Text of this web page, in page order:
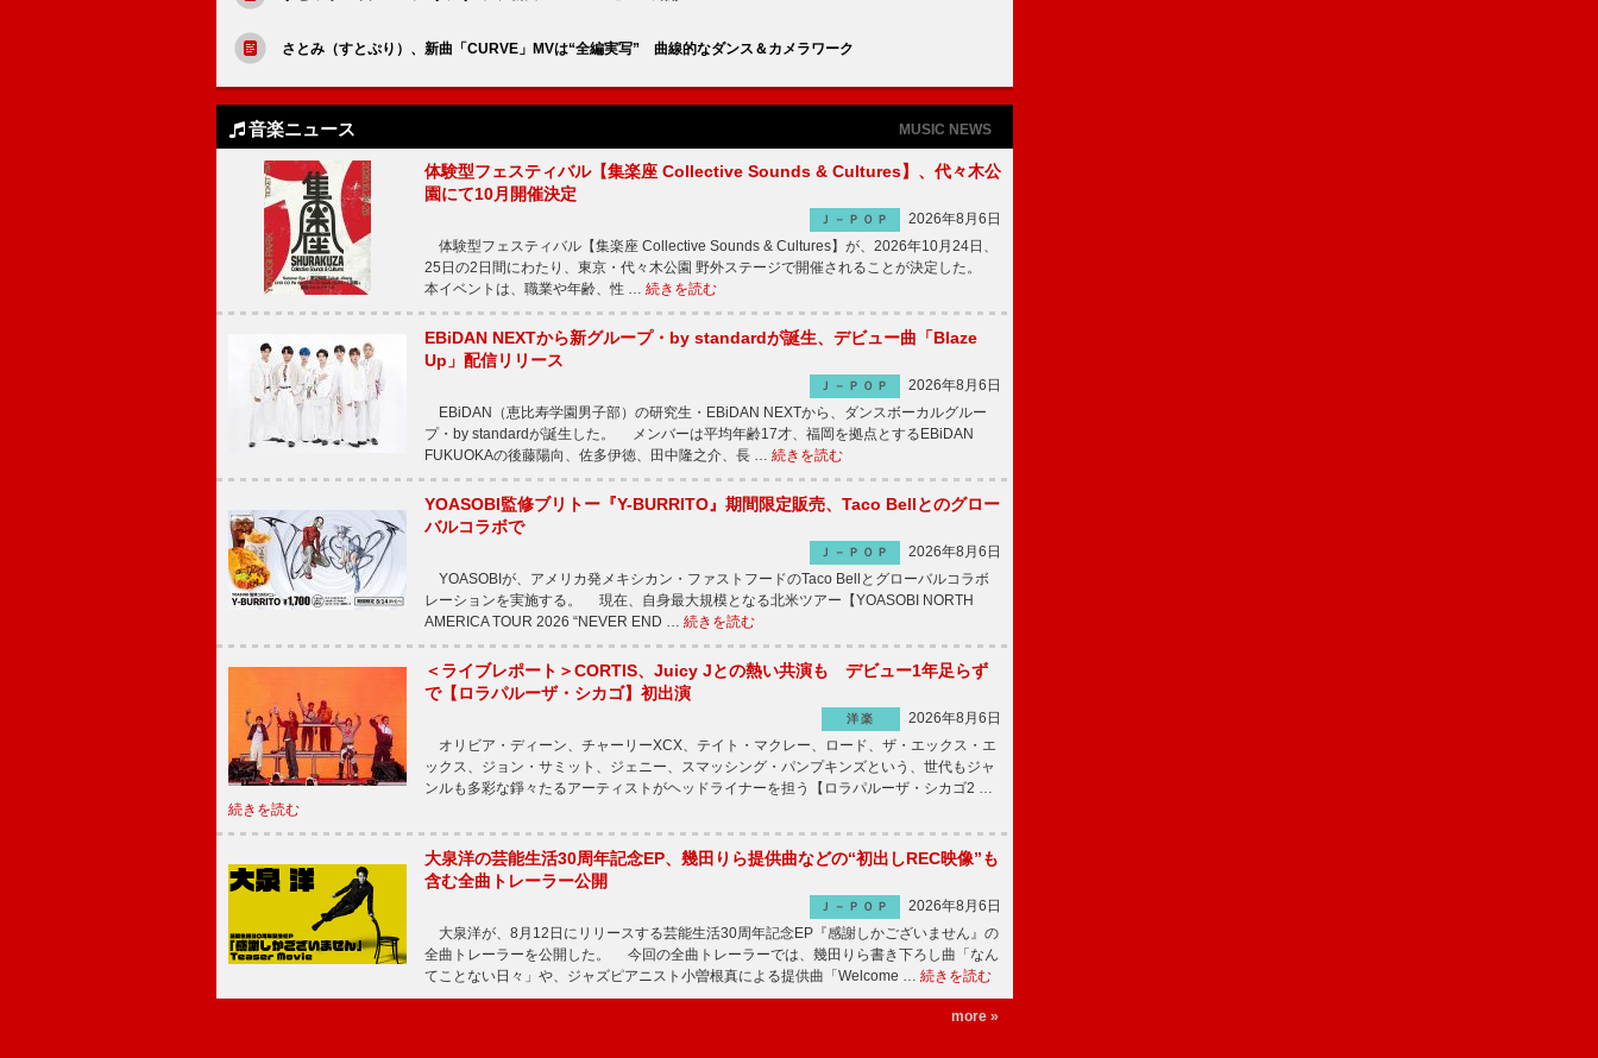
さとみ（すとぷり）、新曲「CURVE」MVは“全編実写” 曲線的なダンス＆カメラワーク
音楽ニュース MUSIC NEWS
体験型フェスティバル【集楽座 Collective Sounds & Cultures】、代々木公
園にて10月開催決定
Ｊ－ＰＯＰ
2026年8月6日
体験型フェスティバル【集楽座 Collective Sounds & Cultures】が、2026年10月24日、
25日の2日間にわたり、東京・代々木公園 野外ステージで開催されることが決定した。
本イベントは、職業や年齢、性 … 続きを読む
EBiDAN NEXTから新グループ・by standardが誕生、デビュー曲「Blaze
Up」配信リリース
Ｊ－ＰＯＰ
2026年8月6日
EBiDAN（恵比寿学園男子部）の研究生・EBiDAN NEXTから、ダンスボーカルグルー
プ・by standardが誕生した。 メンバーは平均年齢17才、福岡を拠点とするEBiDAN
FUKUOKAの後藤陽向、佐多伊徳、田中隆之介、長 … 続きを読む
YOASOBI監修ブリトー『Y-BURRITO』期間限定販売、Taco Bellとのグロー
バルコラボで
Ｊ－ＰＯＰ
2026年8月6日
YOASOBIが、アメリカ発メキシカン・ファストフードのTaco Bellとグローバルコラボ
レーションを実施する。 現在、自身最大規模となる北米ツアー【YOASOBI NORTH
AMERICA TOUR 2026 “NEVER END … 続きを読む
＜ライブレポート＞CORTIS、Juicy Jとの熱い共演も デビュー1年足らず
で【ロラパルーザ・シカゴ】初出演
洋楽
2026年8月6日
オリビア・ディーン、チャーリーXCX、テイト・マクレー、ロード、ザ・エックス・エ
ックス、ジョン・サミット、ジェニー、スマッシング・パンプキンズという、世代もジャ
ンルも多彩な錚々たるアーティストがヘッドライナーを担う【ロラパルーザ・シカゴ2 …
続きを読む
大泉洋の芸能生活30周年記念EP、幾田りら提供曲などの“初出しREC映像”も
含む全曲トレーラー公開
Ｊ－ＰＯＰ
2026年8月6日
大泉洋が、8月12日にリリースする芸能生活30周年記念EP『感謝しかございません』の
全曲トレーラーを公開した。 今回の全曲トレーラーでは、幾田りら書き下ろし曲「なん
てことない日々」や、ジャズピアニスト小曽根真による提供曲「Welcome … 続きを読む
more »